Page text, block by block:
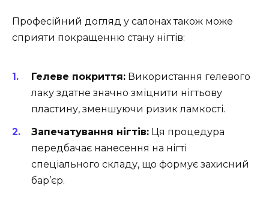
Професійний догляд у салонах також може
сприяти покращенню стану нігтів:
Гелеве покриття: Використання гелевого
лаку здатне значно зміцнити нігтьову
пластину, зменшуючи ризик ламкості.
Запечатування нігтів: Ця процедура
передбачає нанесення на нігті
спеціального складу, що формує захисний
бар’єр.